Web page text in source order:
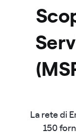
La rete di
150